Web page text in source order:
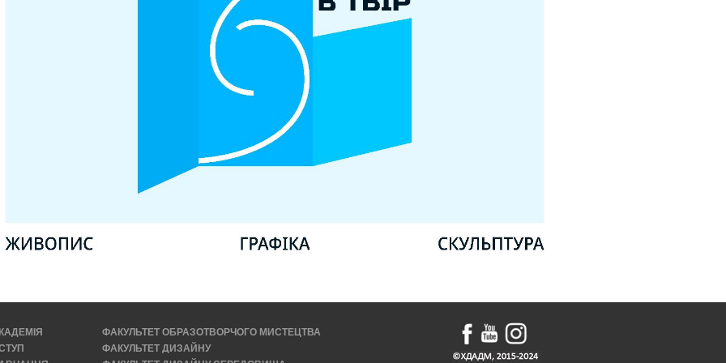
ФАКУЛЬТЕТ ОБРАЗОТВОРЧОГО МИСТЕЦТВА
ФАКУЛЬТЕТ ДИЗАЙНУ